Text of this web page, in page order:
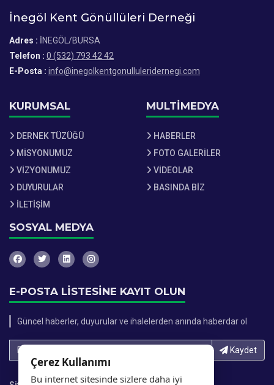
İnegöl Kent Gönüllüleri Derneği
Adres : İNEGÖL/BURSA
Telefon : 0 (532) 793 42 42
E-Posta : info@inegolkentgonulluleridernegi.com
KURUMSAL
DERNEK TÜZÜĞÜ
MİSYONUMUZ
VİZYONUMUZ
DUYURULAR
İLETİŞİM
MULTİMEDYA
HABERLER
FOTO GALERİLER
VİDEOLAR
BASINDA BİZ
SOSYAL MEDYA
E-POSTA LİSTESİNE KAYIT OLUN
Güncel haberler, duyurular ve ihalelerden anında haberdar ol
E-Posta adresinizi yazın... Kaydet
Çerez Kullanımı
Bu internet sitesinde sizlere daha iyi